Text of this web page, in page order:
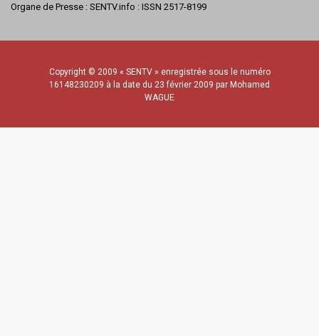
Organe de Presse : SENTV.info : ISSN 2517-8199
Copyright © 2009 « SENTV » enregistrée sous le numéro
16148230209 à la date du 23 février 2009 par Mohamed
WAGUE